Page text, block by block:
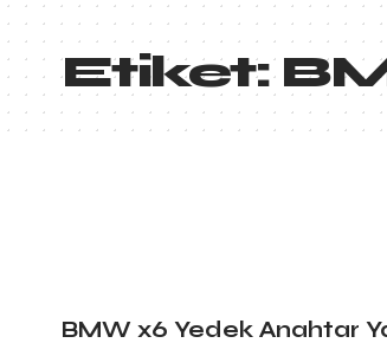
Etiket:
BMW x6 Yedek Anahtar